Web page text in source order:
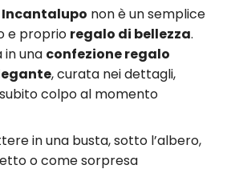
non è un semplice
e proprio regalo di bellezza.
in una confezione regalo
, curata nei dettagli,
colpo al momento
in una busta, sotto l’albero,
o come sorpresa